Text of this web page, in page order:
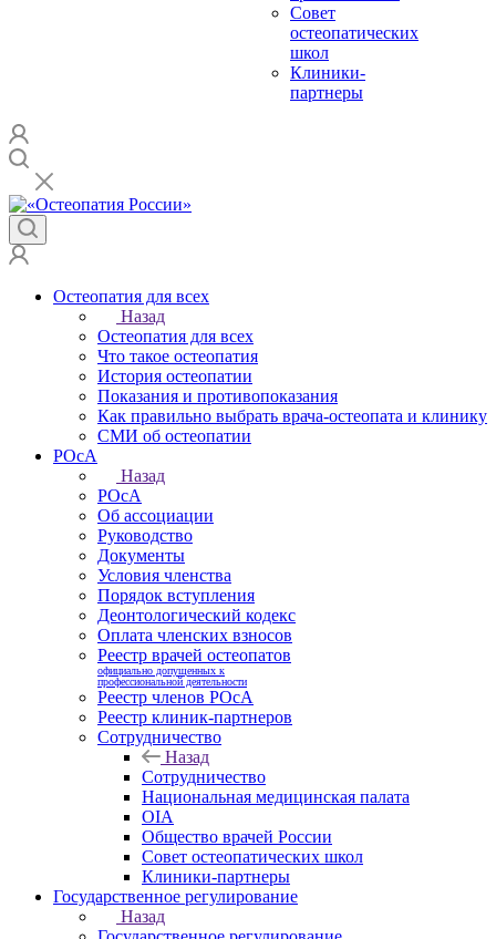
Совет
остеопатических
школ
Клиники-
партнеры
Остеопатия для всех
Назад
Остеопатия для всех
Что такое остеопатия
История остеопатии
Показания и противопоказания
Как правильно выбрать врача-остеопата и клинику
СМИ об остеопатии
РОсА
Назад
РОсА
Об ассоциации
Руководство
Документы
Условия членства
Порядок вступления
Деонтологический кодекс
Оплата членских взносов
Реестр врачей остеопатов
официально допущенных к
профессиональной деятельности
Реестр членов РОсА
Реестр клиник-партнеров
Сотрудничество
Назад
Сотрудничество
Национальная медицинская палата
OIA
Общество врачей России
Совет остеопатических школ
Клиники-партнеры
Государственное регулирование
Назад